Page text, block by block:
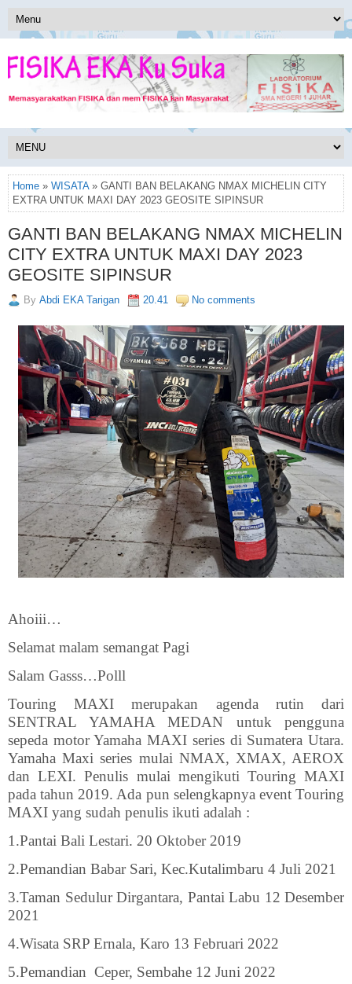
Home » WISATA» GANTI BAN BELAKANG NMAX MICHELIN CITY
EXTRA UNTUK MAXI DAY 2023 GEOSITE SIPINSUR
GANTI BAN BELAKANG NMAX MICHELIN
CITY EXTRA UNTUK MAXI DAY 2023
GEOSITE SIPINSUR
By Abdi EKA Tarigan 20.41 No comments
Ahoiii…
Selamat malam semangat Pagi
Salam Gasss…Polll
Touring MAXI merupakan agenda rutin dari
SENTRAL YAMAHA MEDAN untuk pengguna
sepeda motor Yamaha MAXI series di Sumatera Utara.
Yamaha Maxi series mulai NMAX, XMAX, AEROX
dan LEXI. Penulis mulai mengikuti Touring MAXI
pada tahun 2019. Ada pun selengkapnya event Touring
MAXI yang sudah penulis ikuti adalah :
1.Pantai Bali Lestari. 20 Oktober 2019
2.Pemandian Babar Sari, Kec.Kutalimbaru 4 Juli 2021
3.Taman Sedulur Dirgantara, Pantai Labu 12 Desember
2021
4.Wisata SRP Ernala, Karo 13 Februari 2022
5.Pemandian Ceper, Sembahe 12 Juni 2022